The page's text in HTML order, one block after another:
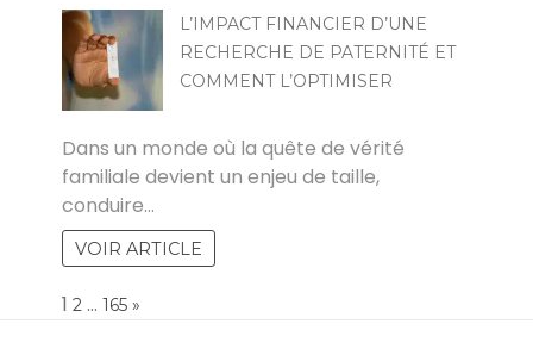
L’IMPACT FINANCIER D’UNE
RECHERCHE DE PATERNITÉ ET
COMMENT L’OPTIMISER
Dans un monde où la quête de vérité
familiale devient un enjeu de taille,
conduire…
VOIR ARTICLE
Page:
1 2 … 165 NEXT
»